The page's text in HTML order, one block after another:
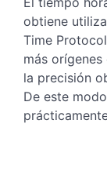
obtiene
Time
más
la precisión
De este